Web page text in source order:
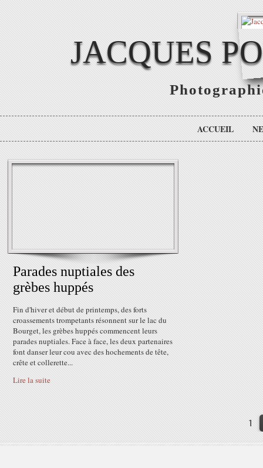
JACQUES
ACCUEIL
Parades nuptiales des
grèbes huppés
Fin d'hiver et début de printemps, des forts
croassements trompetants résonnent sur le lac du
Bourget, les grèbes huppés commencent leurs
parades nuptiales. Face à face, les deux partenaires
font danser leur cou avec des hochements de tête,
crête et collerette...
Lire la suite
1